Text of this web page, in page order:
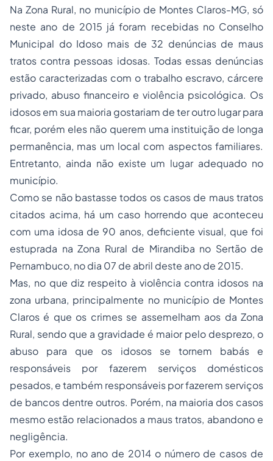
Na Zona Rural, no município de Montes Claros-MG, só
neste ano de 2015 já foram recebidas no Conselho
Municipal do Idoso mais de 32 denúncias de maus
tratos contra pessoas idosas. Todas essas denúncias
estão caracterizadas com o trabalho escravo, cárcere
privado, abuso financeiro e violência psicológica. Os
idosos em sua maioria gostariam de ter outro lugar para
ficar, porém eles não querem uma instituição de longa
permanência, mas um local com aspectos familiares.
Entretanto, ainda não existe um lugar adequado no
município.
Como se não bastasse todos os casos de maus tratos
citados acima, há um caso horrendo que aconteceu
com uma idosa de 90 anos, deficiente visual, que foi
estuprada na Zona Rural de Mirandiba no Sertão de
Pernambuco, no dia 07 de abril deste ano de 2015.
Mas, no que diz respeito à violência contra idosos na
zona urbana, principalmente no município de Montes
Claros é que os crimes se assemelham aos da Zona
Rural, sendo que a gravidade é maior pelo desprezo, o
abuso para que os idosos se tornem babás e
responsáveis por fazerem serviços domésticos
pesados, e também responsáveis por fazerem serviços
de bancos dentre outros. Porém, na maioria dos casos
mesmo estão relacionados a maus tratos, abandono e
negligência.
Por exemplo, no ano de 2014 o número de casos de